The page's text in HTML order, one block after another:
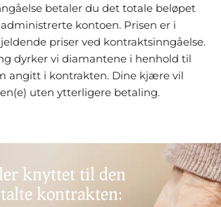
betaler du det totale beløpet
kontoen. Prisen er i
priser ved kontraktsinngåelse.
dyrker vi diamantene i henhold til
angitt i kontrakten. Dine kjære vil
uten ytterligere betaling.
knyttet til den
kontrakten: